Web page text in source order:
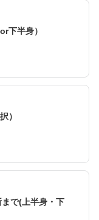
下半身）
）
で(上半身・下